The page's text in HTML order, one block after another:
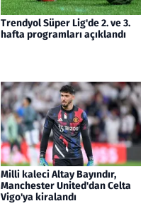
Trendyol Süper Lig'de 2. ve 3.
hafta programları açıklandı
Milli kaleci Altay Bayındır,
Manchester United'dan Celta
Vigo'ya kiralandı